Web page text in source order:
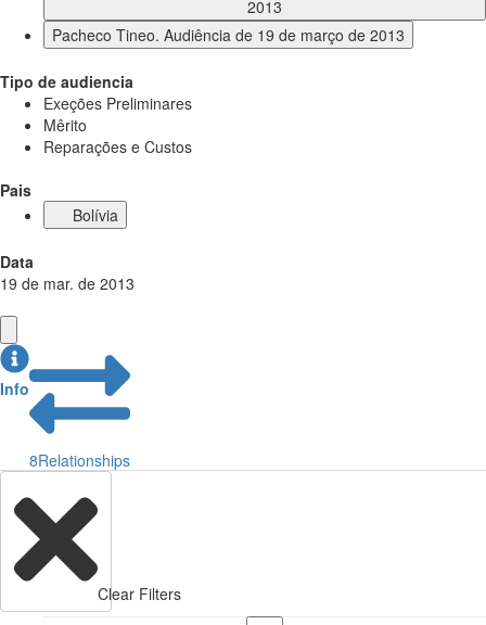
2013
Pacheco Tineo. Audiência de 19 de março de 2013
Tipo de audiencia
Exeções Preliminares
Mêrito
Reparações e Custos
Pais
Bolívia
Data
19 de mar. de 2013
Info
8Relationships
Clear Filters